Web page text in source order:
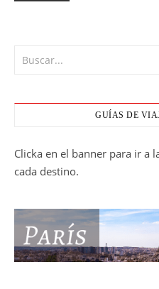
GUÍAS DE
Clicka en el banner para ir a
cada destino.